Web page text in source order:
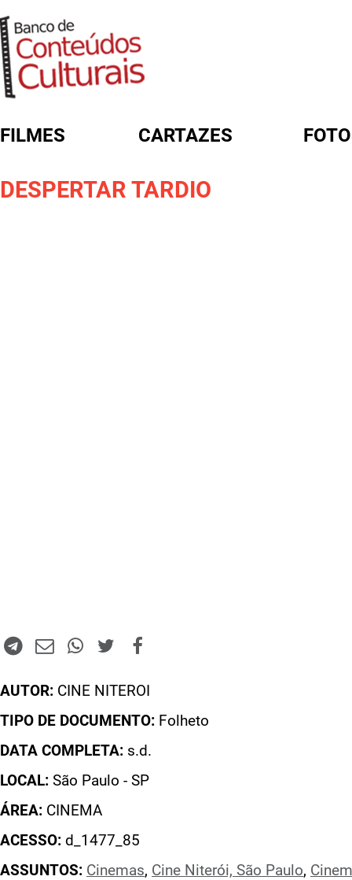
FILMES CARTAZES
DESPERTAR TARDIO
AUTOR: CINE NITEROI
TIPO DE DOCUMENTO: Folheto
DATA COMPLETA: s.d.
LOCAL: São Paulo - SP
ÁREA: CINEMA
ACESSO: d_1477_85
ASSUNTOS: Cinemas, Cine Niterói, São Paulo,
FORMULÁRIO DE BUSCA